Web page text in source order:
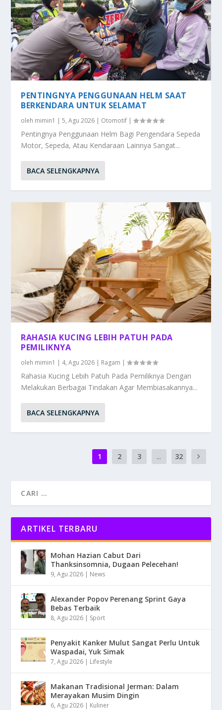
PENTINGNYA PENGGUNAAN HELM SAAT
BERKENDARA UNTUK SELAMAT
oleh mimin1 |5, Agu 2026 | Otomotif |
Pentingnya Penggunaan Helm Bagi Pengendara Sepeda
Motor, Sepeda, Atau Kendaraan Lainnya Sangat...
BACA SELENGKAPNYA
RAHASIA KUCING LEBIH PATUH PADA
PEMILIKNYA
oleh mimin1 | 4, Agu 2026 | Ragam |
Rahasia Kucing Lebih Patuh Pada Pemiliknya Dengan
Melakukan Berbagai Tindakan Agar Membiasakannya...
BACA SELENGKAPNYA
1 2 3 ... 32
ARTIKEL TERBARU
Mohan Hazian Cabut Dari
Thanksinsomnia, Dugaan Pelecehan!
9, Agu 2026 | News
Alexander Popov Perenang Sprint Gaya
Bebas Terbaik
8, Agu 2026 | Sport
Penyakit Kanker Mulut Sangat Perlu Untuk
Waspadai, Yuk Simak
7, Agu 2026 | Lifestyle
Makanan Tradisional Jerman: Dalam
Merayakan Musim Dingin
6, Agu 2026 | Kuliner